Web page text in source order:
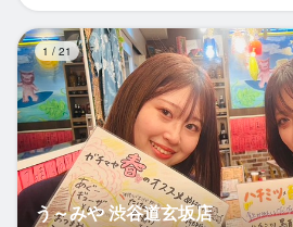
1 / 21
う～みや 渋谷道玄坂店